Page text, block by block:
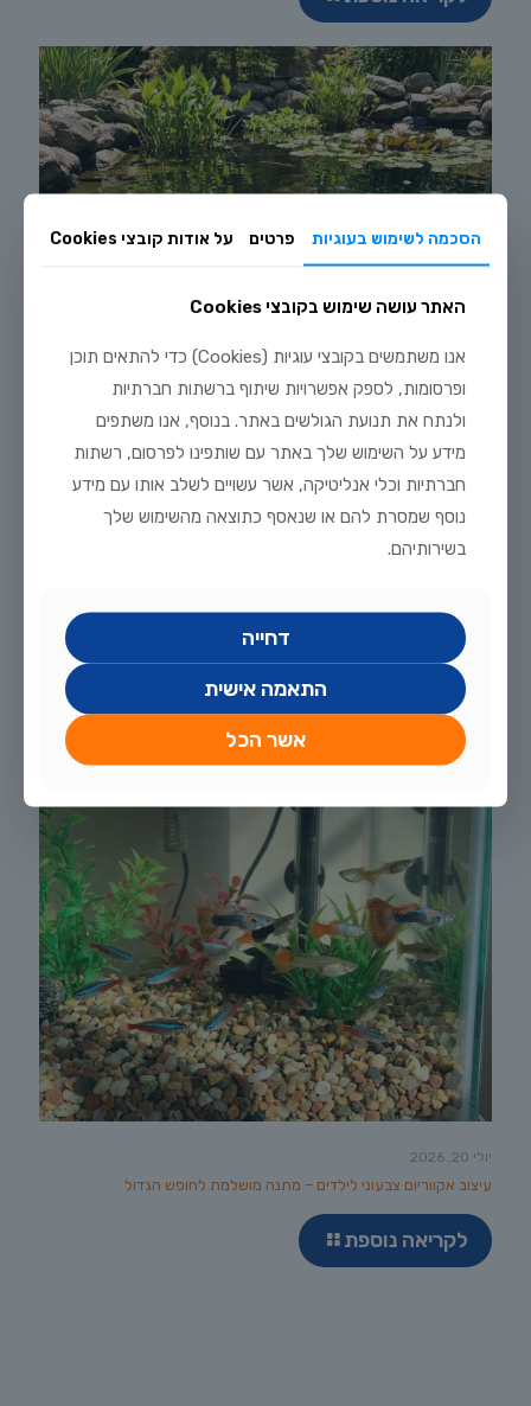
לקריאה נוספת
יולי 20, 2026
עיצוב אקווריום צבעוני לילדים – מתנה מושלמת לחופש הגדול
לקריאה נוספת
הסכמה לשימוש בעוגיות פרטים על אודות קובצי Cookies
האתר עושה שימוש בקובצי Cookies
אנו משתמשים בקובצי עוגיות (Cookies) כדי להתאים תוכן
ופרסומות, לספק אפשרויות שיתוף ברשתות חברתיות
ולנתח את תנועת הגולשים באתר. בנוסף, אנו משתפים
מידע על השימוש שלך באתר עם שותפינו לפרסום, רשתות
חברתיות וכלי אנליטיקה, אשר עשויים לשלב אותו עם מידע
נוסף שמסרת להם או שנאסף כתוצאה מהשימוש שלך
בשירותיהם.
דחייה
התאמה אישית
אשר הכל